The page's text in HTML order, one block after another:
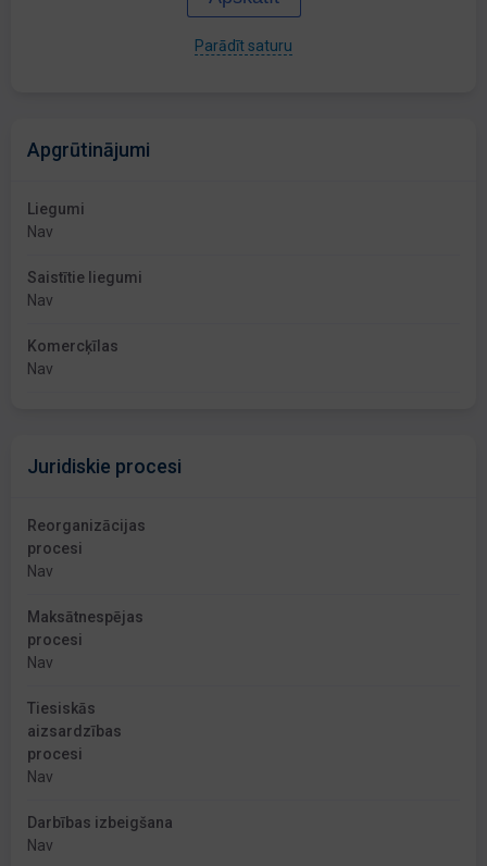
Parādīt saturu
Apgrūtinājumi
Liegumi
Nav
Saistītie liegumi
Nav
Komercķīlas
Nav
Juridiskie procesi
Reorganizācijas
procesi
Nav
Maksātnespējas
procesi
Nav
Tiesiskās
aizsardzības
procesi
Nav
Darbības izbeigšana
Nav